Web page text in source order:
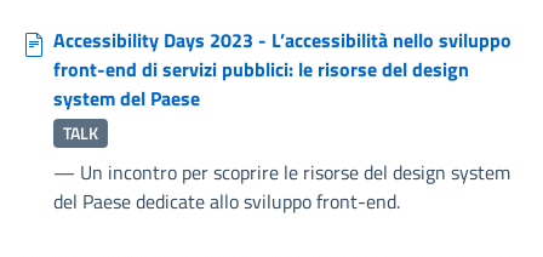
Accessibility Days 2023 - L’accessibilità nello sviluppo
front-end di servizi pubblici: le risorse del design
system del Paese
TALK
— Un incontro per scoprire le risorse del design system
del Paese dedicate allo sviluppo front-end.